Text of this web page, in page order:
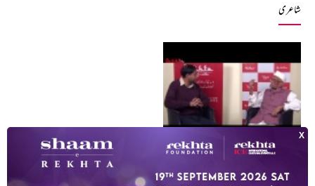
شاعری
dharmendra nath interview at rekhta studio